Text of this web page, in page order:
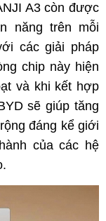
A3 còn được
năng trên mỗi
các giải pháp
chip này hiện
và khi kết hợp
sẽ giúp tăng
đáng kể giới
của các hệ